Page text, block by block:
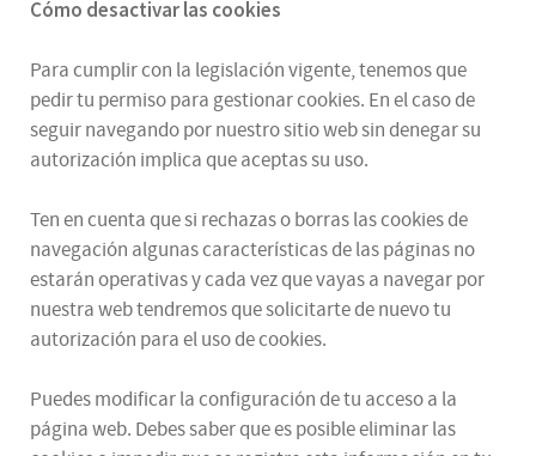
Cómo desactivar las cookies
Para cumplir con la legislación vigente, tenemos que
pedir tu permiso para gestionar cookies. En el caso de
seguir navegando por nuestro sitio web sin denegar su
autorización implica que aceptas su uso.
Ten en cuenta que si rechazas o borras las cookies de
navegación algunas características de las páginas no
estarán operativas y cada vez que vayas a navegar por
nuestra web tendremos que solicitarte de nuevo tu
autorización para el uso de cookies.
Puedes modificar la configuración de tu acceso a la
página web. Debes saber que es posible eliminar las